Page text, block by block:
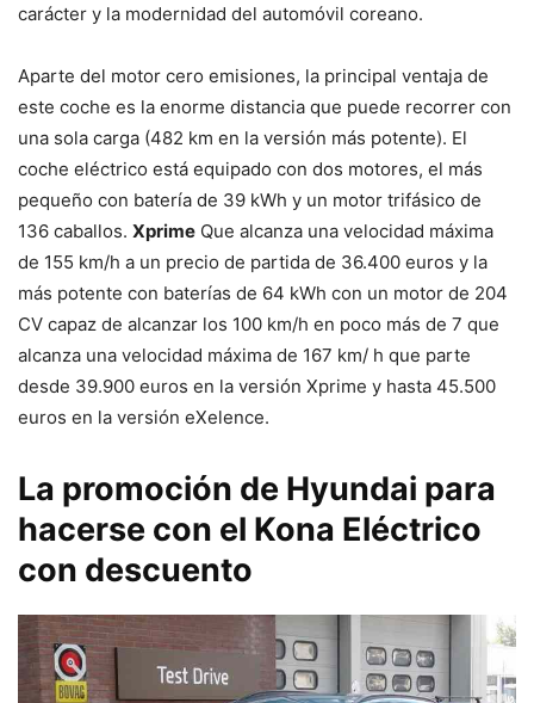
carácter y la modernidad del automóvil coreano.
Aparte del motor cero emisiones, la principal ventaja de
este coche es la enorme distancia que puede recorrer con
una sola carga (482 km en la versión más potente). El
coche eléctrico está equipado con dos motores, el más
pequeño con batería de 39 kWh y un motor trifásico de
136 caballos. Xprime Que alcanza una velocidad máxima
de 155 km/h a un precio de partida de 36.400 euros y la
más potente con baterías de 64 kWh con un motor de 204
CV capaz de alcanzar los 100 km/h en poco más de 7 que
alcanza una velocidad máxima de 167 km/ h que parte
desde 39.900 euros en la versión Xprime y hasta 45.500
euros en la versión eXelence.
La promoción de Hyundai para
hacerse con el Kona Eléctrico
con descuento